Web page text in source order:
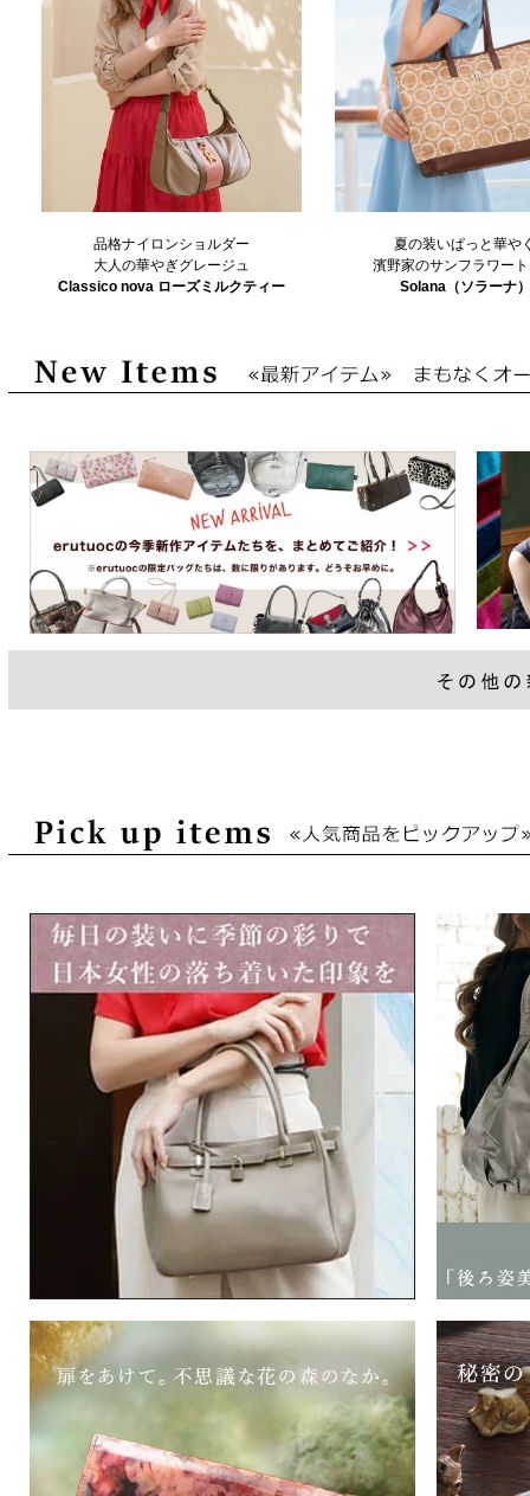
品格ナイロンショルダー
大人の華やぎグレージュ
Classico nova ローズミルクティー
夏の装いぱっと華や
濱野家のサンフラワー
Solana（ソラーナ）